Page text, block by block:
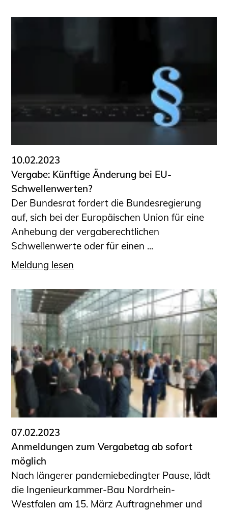
10.02.2023
Vergabe: Künftige Änderung bei EU-
Schwellenwerten?
Der Bundesrat fordert die Bundesregierung
auf, sich bei der Europäischen Union für eine
Anhebung der vergaberechtlichen
Schwellenwerte oder für einen ...
Meldung lesen
07.02.2023
Anmeldungen zum Vergabetag ab sofort
möglich
Nach längerer pandemiebedingter Pause, lädt
die Ingenieurkammer-Bau Nordrhein-
Westfalen am 15. März Auftragnehmer und